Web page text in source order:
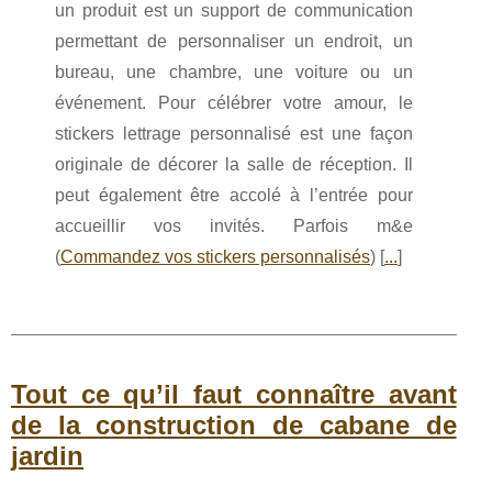
un produit est un support de communication
permettant de personnaliser un endroit, un
bureau, une chambre, une voiture ou un
événement. Pour célébrer votre amour, le
stickers lettrage personnalisé est une façon
originale de décorer la salle de réception. Il
peut également être accolé à l’entrée pour
accueillir vos invités. Parfois m&e
(Commandez vos stickers personnalisés) [...]
Tout ce qu’il faut connaître avant
de la construction de cabane de
jardin